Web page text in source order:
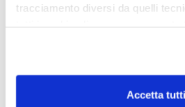
tracciamento diversi da quelli
su acconsento selezionati. Se
qui. Cliccando sul tasto
Accetta tutti